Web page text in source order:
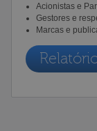
Acionistas e
Gestores e
Marcas e